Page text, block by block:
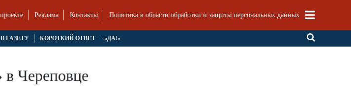
Реклама Контакты Политика в области обработки и защиты персональных данных
ГАЗЕТУ КОРОТКИЙ ОТВЕТ — «ДА!»
Череповце